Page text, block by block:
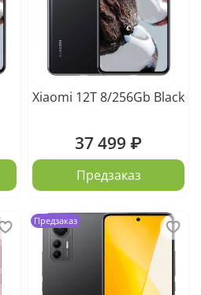
Xiaomi 12T 8/256Gb Black
37 499 ₽
Предзаказ
Предзаказ